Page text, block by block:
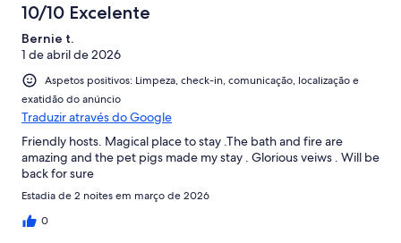
10/10 Excelente
Bernie t.
1 de abril de 2026
Aspetos positivos: Limpeza, check-in, comunicação, localização e
exatidão do anúncio
Traduzir através do Google
Friendly hosts. Magical place to stay .The bath and fire are
amazing and the pet pigs made my stay . Glorious veiws . Will be
back for sure
Estadia de 2 noites em março de 2026
0